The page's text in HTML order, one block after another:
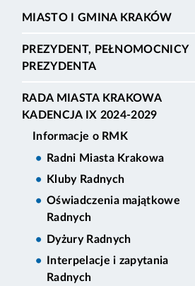
MIASTO I GMINA KRAKÓW
PREZYDENT, PEŁNOMOCNICY
PREZYDENTA
RADA MIASTA KRAKOWA
KADENCJA IX 2024-2029
Informacje o RMK
Radni Miasta Krakowa
Kluby Radnych
Oświadczenia majątkowe
Radnych
Dyżury Radnych
Interpelacje i zapytania
Radnych